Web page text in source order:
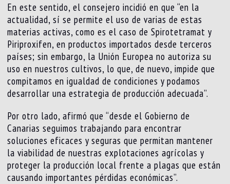
En este sentido, el consejero incidió en que “en la
actualidad, sí se permite el uso de varias de estas
materias activas, como es el caso de Spirotetramat y
Piriproxifen, en productos importados desde terceros
países; sin embargo, la Unión Europea no autoriza su
uso en nuestros cultivos, lo que, de nuevo, impide que
compitamos en igualdad de condiciones y podamos
desarrollar una estrategia de producción adecuada”.
Por otro lado, afirmó que “desde el Gobierno de
Canarias seguimos trabajando para encontrar
soluciones eficaces y seguras que permitan mantener
la viabilidad de nuestras explotaciones agrícolas y
proteger la producción local frente a plagas que están
causando importantes pérdidas económicas”.